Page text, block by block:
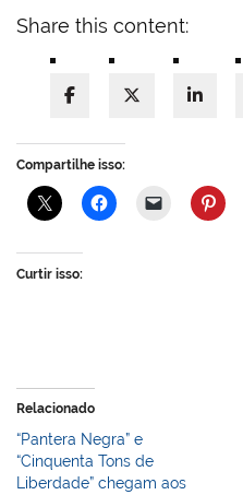
Share this content:
Compartilhe isso:
Curtir isso:
Relacionado
“Pantera Negra” e
“Cinquenta Tons de
Liberdade” chegam aos